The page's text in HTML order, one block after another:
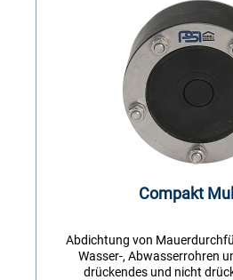
Compakt
Abdichtung von
Wasser-, Abwasserrohren
drückendes und nicht